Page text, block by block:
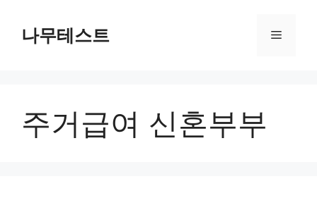
나무테스트 메
주거급여 신혼부부